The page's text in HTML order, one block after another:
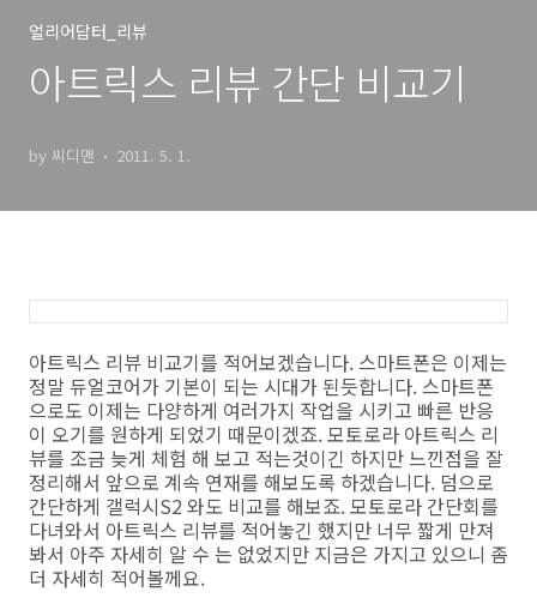
얼리어답터_리뷰
아트릭스 리뷰 간단 비교기
by 씨디맨 2011. 5. 1.
아트릭스 리뷰 비교기를 적어보겠습니다. 스마트폰은 이제는
정말 듀얼코어가 기본이 되는 시대가 된듯합니다. 스마트폰
으로도 이제는 다양하게 여러가지 작업을 시키고 빠른 반응
이 오기를 원하게 되었기 때문이겠죠. 모토로라 아트릭스 리
뷰를 조금 늦게 체험 해 보고 적는것이긴 하지만 느낀점을 잘
정리해서 앞으로 계속 연재를 해보도록 하겠습니다. 덤으로
간단하게 갤럭시S2 와도 비교를 해보죠. 모토로라 간단회를
다녀와서 아트릭스 리뷰를 적어놓긴 했지만 너무 짧게 만져
봐서 아주 자세히 알 수 는 없었지만 지금은 가지고 있으니 좀
더 자세히 적어볼께요.